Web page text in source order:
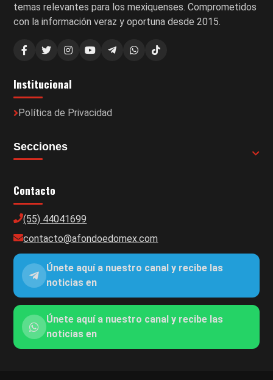
temas relevantes para los mexiquenses. Comprometidos
con la información veraz y oportuna desde 2015.
Institucional
Política de Privacidad
Secciones
Contacto
(55) 44041699
contacto@afondoedomex.com
Únete aquí a nuestro canal y recibe las
noticias en
Únete aquí a nuestro canal y recibe las
noticias en